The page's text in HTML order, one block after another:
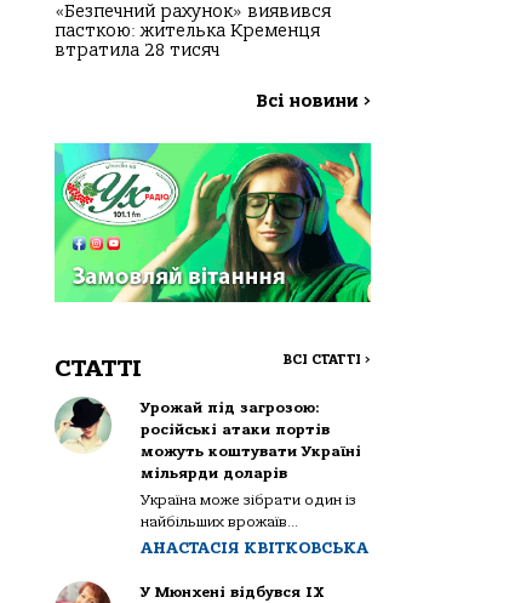
«Безпечний рахунок» виявився
пасткою: жителька Кременця
втратила 28 тисяч
Всі новини >
СТАТТІ ВСІ СТАТТІ >
Урожай під загрозою:
російські атаки портів
можуть коштувати Україні
мільярди доларів
Україна може зібрати один із
найбільших врожаїв...
АНАСТАСІЯ КВІТКОВСЬКА
У Мюнхені відбувся IX